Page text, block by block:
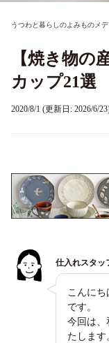
うつわと暮らしのよみものメ
【焼き物の
カップ21選
2020/8/1 (更新日: 2026/6/
仕入れスタッ
こんに
です。
今回は、
たします